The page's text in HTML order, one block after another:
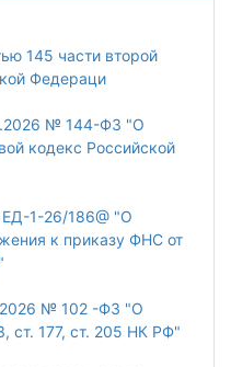
145 части второй
Федераци
№ 144-ФЗ "О
кодекс Российской
1-26/186@ "О
к приказу ФНС от
№ 102 -ФЗ "О
ст. 177, ст. 205 НК РФ"